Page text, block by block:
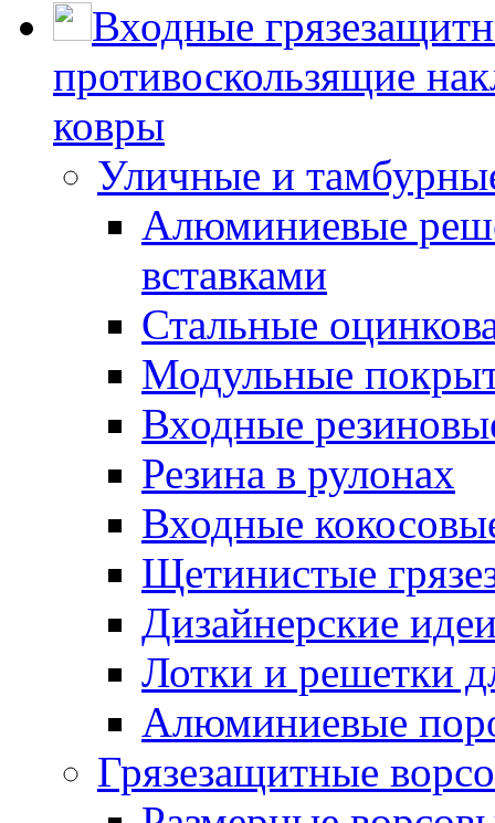
Входные
противоскользящие
ковры
Уличные и
Алюминиевые
вставками
Стальные
Модульные
Входные
Резина в рулонах
Входные
Щетинистые
Дизайнерские
Лотки и решетки
Алюминиевые
Грязезащитные